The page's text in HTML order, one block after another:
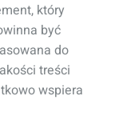
który
być
do
treści
wspiera